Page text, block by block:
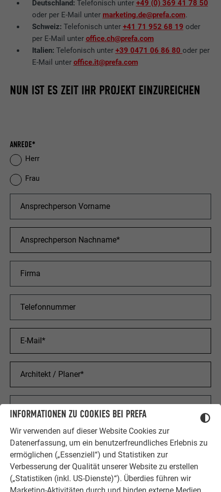
INFORMATIONEN ZU COOKIES BEI PREFA
Wir verwenden auf dieser Website Cookies zur
Datenerfassung, um ein benutzerfreundliches Erlebnis zu
ermöglichen („Essenziell“) und Statistiken zur
Verbesserung der Qualität unserer Website zu erstellen
(„Statistiken (inkl. US-Dienste)“). Überdies führen wir
Deutschland: Telefonisch unter +49 (0) 369 41 78 50
oder per E-Mail unter marketing.de@prefa.com.
Schweiz: Telefonisch unter +41 71 952 68 19 oder
per E-Mail unter office.ch@prefa.com
Italien: Telefonisch unter +39 0471 06 86 80 oder per
E-Mail unter office.it@prefa.com
NUN IST ES ZEIT IHR PROJEKT EINZUREICHEN
ANREDE*
Herr
Frau
PROJEKTANGABEN